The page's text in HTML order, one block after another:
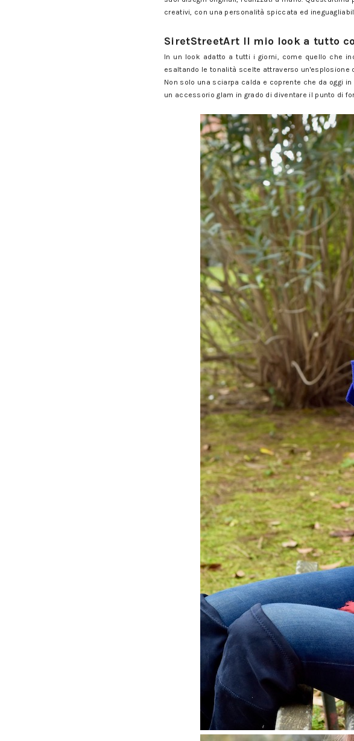
creativi, con una personalità spiccata ed
SiretStreetArt Il mio look a tutto
In un look adatto a tutti i giorni, come quello che
esaltando le tonalità scelte attraverso un'esplosione
Non solo una sciarpa calda e coprente che da oggi
un accessorio glam in grado di diventare il punto di